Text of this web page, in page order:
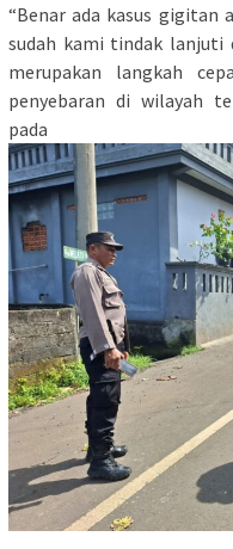
“Benar ada kasus
sudah kami tindak lanjuti
merupakan langkah
penyebaran di wilayah
pada